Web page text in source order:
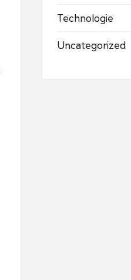
Technologie
Uncategorized